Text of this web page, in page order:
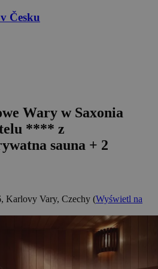
Česku
Wary w Saxonia
**** z
sauna + 2
Karlovy Vary, Czechy (Wyświetl na